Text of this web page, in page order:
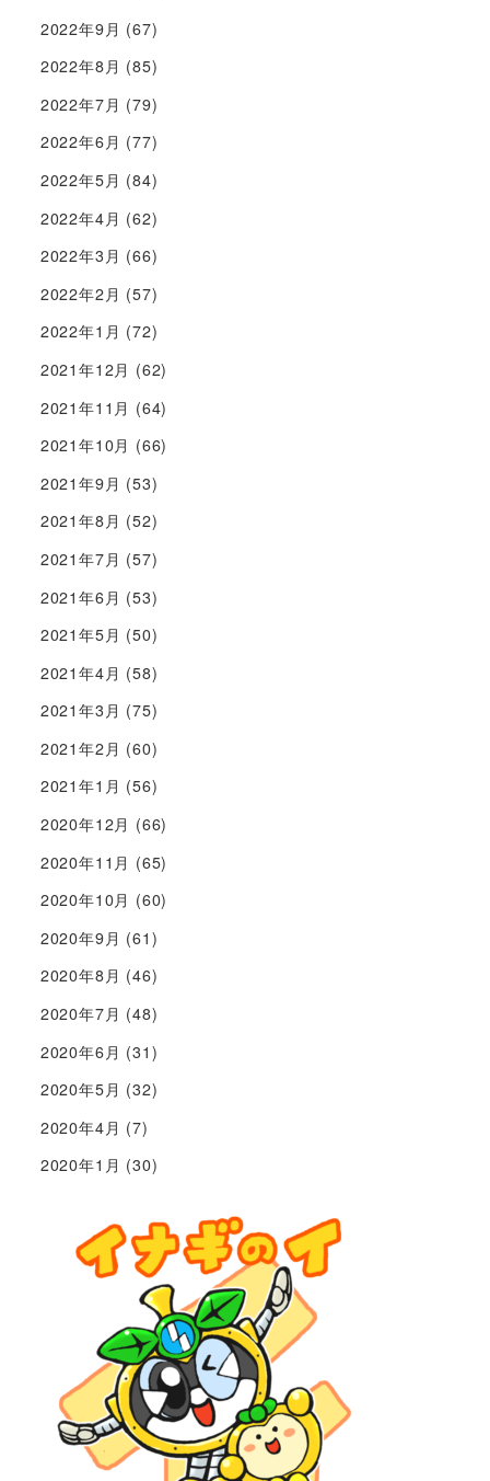
2022年9月 (67)
2022年8月 (85)
2022年7月 (79)
2022年6月 (77)
2022年5月 (84)
2022年4月 (62)
2022年3月 (66)
2022年2月 (57)
2022年1月 (72)
2021年12月 (62)
2021年11月 (64)
2021年10月 (66)
2021年9月 (53)
2021年8月 (52)
2021年7月 (57)
2021年6月 (53)
2021年5月 (50)
2021年4月 (58)
2021年3月 (75)
2021年2月 (60)
2021年1月 (56)
2020年12月 (66)
2020年11月 (65)
2020年10月 (60)
2020年9月 (61)
2020年8月 (46)
2020年7月 (48)
2020年6月 (31)
2020年5月 (32)
2020年4月 (7)
2020年1月 (30)